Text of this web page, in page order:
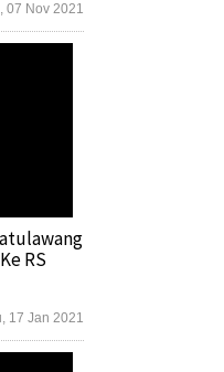
07 Nov 2021
RS
17 Jan 2021